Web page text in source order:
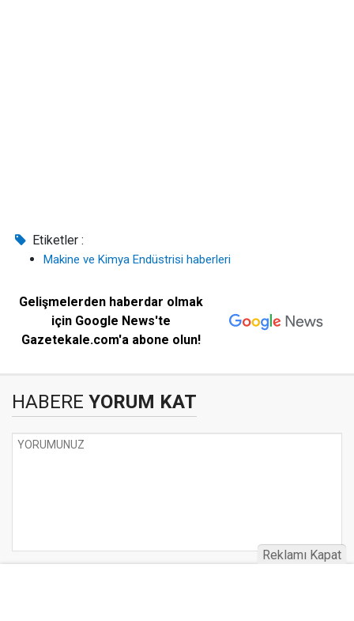
Etiketler :
Makine ve Kimya Endüstrisi haberleri
Gelişmelerden haberdar olmak
için Google News'te
Gazetekale.com'a abone olun!
HABERE YORUM KAT
Reklamı Kapat